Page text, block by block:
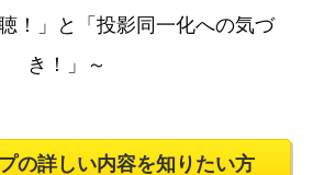
！」と「投影同一化への気づ
き！」～
の詳しい内容を知りたい方